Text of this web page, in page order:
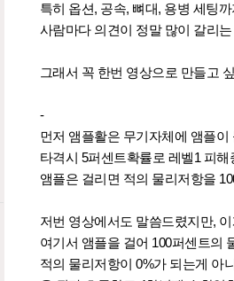
특히 옵션, 공속, 뼈대, 용병 세팅까
사람마다 의견이 정말 많이 갈리
그래서 꼭 한번 영상으로 만들고
-
먼저 앰플활은 무기자체에 앰플
타격시 5퍼센트확률로 레벨1 피
앰플은 걸리면 적의 물리저항을
저번 영상에서도 말씀드렸지만,
여기서 앰플을 걸어 100퍼센트의
적의 물리저항이 0%가 되는게 아